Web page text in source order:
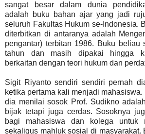
sangat besar dalam dunia
adalah buku bahan ajar yang jadi
seluruh Fakultas Hukum se-Indonesia.
diterbitkan di antaranya adalah
pengantar) terbitan 1986. Buku beliau
tahun dan masih dipakai hingga
berkaitan dengan teori hukum dan
Sigit Riyanto sendiri sendiri pernah
ketika pertama kali menjadi
dia menilai sosok Prof. Sudikno
bijak tetapi juga cerdas. Sosoknya
bagi mahasiswa dan kolega untuk
sekaligus mahluk sosial di masyarakat.